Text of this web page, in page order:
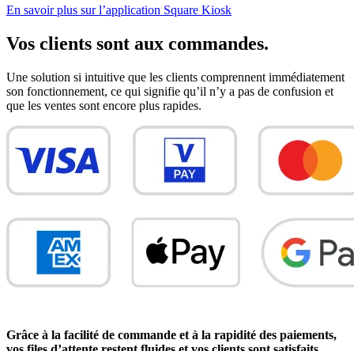
En savoir plus sur l’application Square Kiosk
Vos clients sont aux commandes.
Une solution si intuitive que les clients comprennent immédiatement
son fonctionnement, ce qui signifie qu’il n’y a pas de confusion et
que les ventes sont encore plus rapides.
Grâce à la facilité de commande et à la rapidité des paiements,